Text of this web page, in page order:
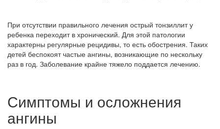
При отсутствии правильного лечения острый тонзиллит у
ребенка переходит в хронический. Для этой патологии
характерны регулярные рецидивы, то есть обострения. Таких
детей беспокоят частые ангины, возникающие по нескольку
раз в год. Заболевание крайне тяжело поддается лечению.
Симптомы и осложнения
ангины